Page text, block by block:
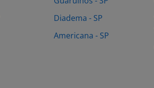
Diadema - SP
Americana - SP